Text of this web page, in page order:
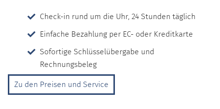
Check-in rund um die Uhr, 24 Stunden täglich
Einfache Bezahlung per EC- oder Kreditkarte
Sofortige Schlüsselübergabe und
Rechnungsbeleg
Zu den Preisen und Service